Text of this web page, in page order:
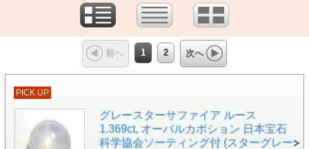
前へ 1 2 次へ
PICK UP
グレースターサファイア ルース
1.369ct, オーバルカボション 日本宝石
科学協会ソーティング付 (スターグレー